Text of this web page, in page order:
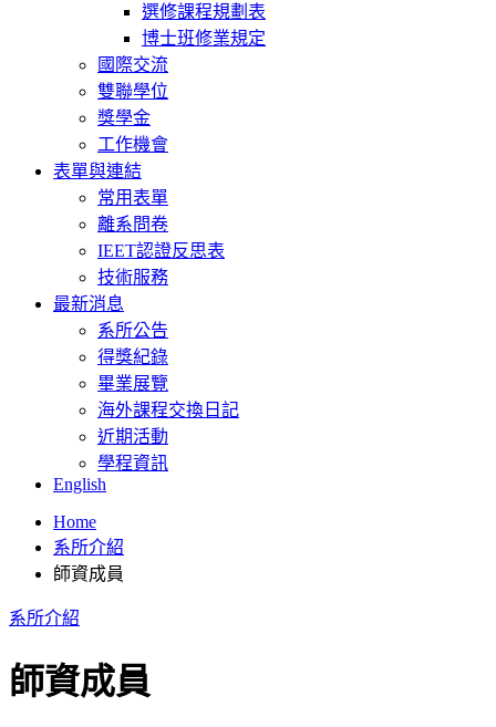
選修課程規劃表
博士班修業規定
國際交流
雙聯學位
獎學金
工作機會
表單與連結
常用表單
離系問卷
IEET認證反思表
技術服務
最新消息
系所公告
得獎紀錄
畢業展覽
海外課程交換日記
近期活動
學程資訊
English
Home
系所介紹
師資成員
系所介紹
師資成員